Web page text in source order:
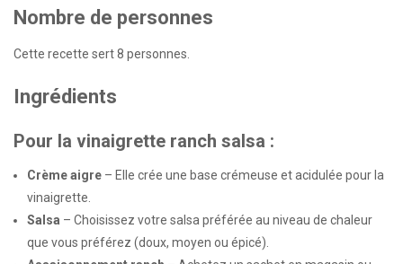
Nombre de personnes
Cette recette sert 8 personnes.
Ingrédients
Pour la vinaigrette ranch salsa :
Crème aigre – Elle crée une base crémeuse et acidulée pour la
vinaigrette.
Salsa – Choisissez votre salsa préférée au niveau de chaleur
que vous préférez (doux, moyen ou épicé).